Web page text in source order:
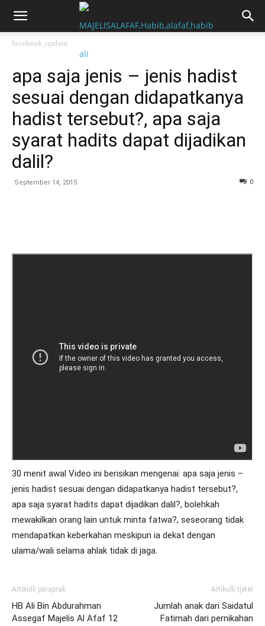
facebook_update
apa saja jenis – jenis hadist
sesuai dengan didapatkanya
hadist tersebut?, apa saja
syarat hadits dapat dijadikan
dalil?
September 14, 2015 0
30 menit awal Video ini berisikan mengenai: apa saja jenis –
jenis hadist sesuai dengan didapatkanya hadist tersebut?,
apa saja syarat hadits dapat dijadikan dalil?, bolehkah
mewakilkan orang lain untuk minta fatwa?, seseorang tidak
mendapatkan keberkahan meskipun ia dekat dengan
ulama/wali selama ahlak tidak di jaga.
Artikulli paraprak
HB Ali Bin Abdurahman
Assegaf Majelis Al Afaf 12
Artikulli tjetër
Jumlah anak dari Saidatul
Fatimah dari pernikahan